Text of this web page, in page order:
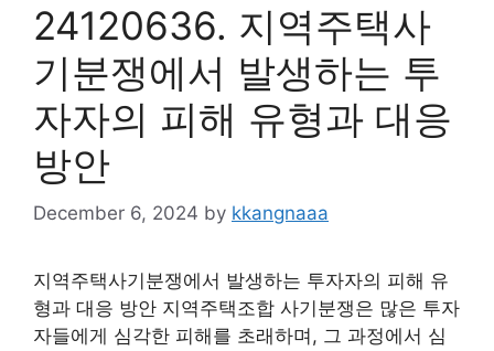
24120636. 지역주택사
기분쟁에서 발생하는 투
자자의 피해 유형과 대응
방안
December 6, 2024 by kkangnaaa
지역주택사기분쟁에서 발생하는 투자자의 피해 유
형과 대응 방안 지역주택조합 사기분쟁은 많은 투자
자들에게 심각한 피해를 초래하며, 그 과정에서 심